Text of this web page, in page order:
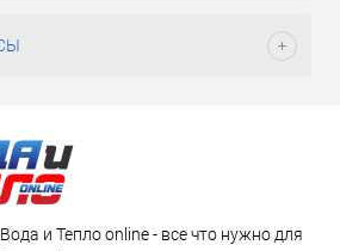
и Тепло online - все что нужно для